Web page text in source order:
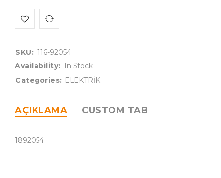
SKU: 116-92054
Availability:
In Stock
Categories: ELEKTRİK
AÇIKLAMA CUSTOM TAB
1892054